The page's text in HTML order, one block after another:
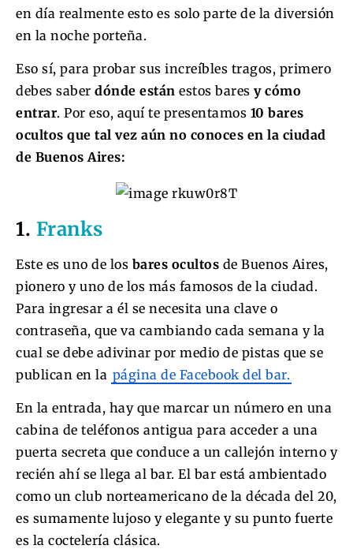
en día realmente esto es solo parte de la diversión
en la noche porteña.
Eso sí, para probar sus increíbles tragos, primero
debes saber dónde están estos bares y cómo
entrar. Por eso, aquí te presentamos 10 bares
ocultos que tal vez aún no conoces en la ciudad
de Buenos Aires:
1. Franks
Este es uno de los bares ocultos de Buenos Aires,
pionero y uno de los más famosos de la ciudad.
Para ingresar a él se necesita una clave o
contraseña, que va cambiando cada semana y la
cual se debe adivinar por medio de pistas que se
publican en la página de Facebook del bar.
En la entrada, hay que marcar un número en una
cabina de teléfonos antigua para acceder a una
puerta secreta que conduce a un callejón interno y
recién ahí se llega al bar. El bar está ambientado
como un club norteamericano de la década del 20,
es sumamente lujoso y elegante y su punto fuerte
es la coctelería clásica.